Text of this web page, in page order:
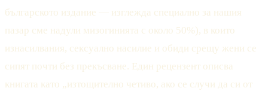
българското издание — изглежда специално за нашия
пазар сме надули мизогинията с около 50%), в които
изнасилвания, сексуално насилие и обиди срещу жени се
сипят почти без прекъсване. Един рецензент описва
книгата като „изтощително четиво, ако се случи да си от